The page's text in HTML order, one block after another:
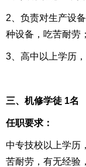
2、负责对生产设
种设备，吃苦耐劳；
3、高中以上学历
三、机修学徒 1名
任职要求：
中专技校以上学历
苦耐劳，有无经验